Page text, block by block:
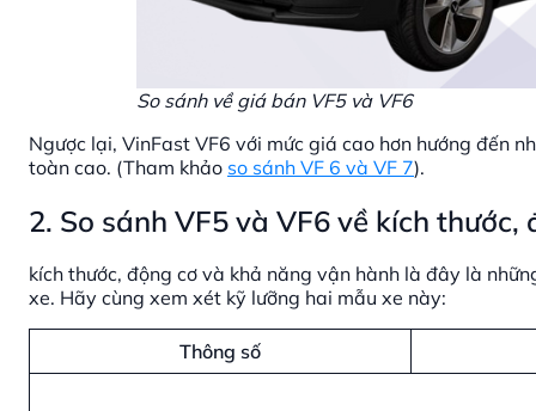
So sánh về giá bán VF5 và VF6
Ngược lại, VinFast VF6 với mức giá cao hơn hướng đến
toàn cao. (Tham khảo so sánh VF 6 và VF 7).
2. So sánh VF5 và VF6 về kích
kích thước, động cơ và khả năng vận hành là đây là
xe. Hãy cùng xem xét kỹ lưỡng hai mẫu xe này:
Thông số